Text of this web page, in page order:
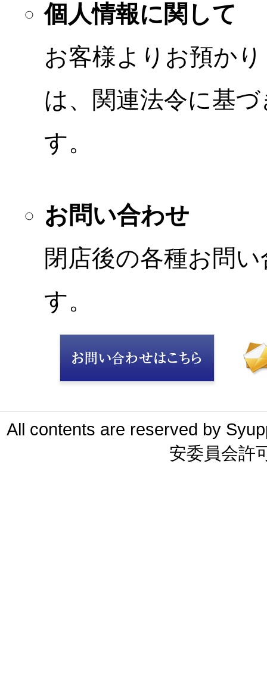
個人情報に関して
お客様よりお預か
は、関連法令に基
す。
お問い合わせ
閉店後の各種お問
す。
All contents are reserved by
安委員会許